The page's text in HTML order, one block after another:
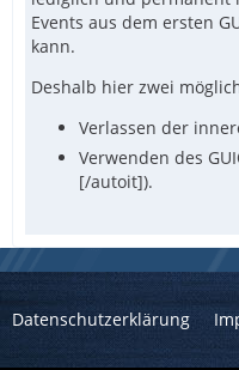
Events aus dem ersten
kann.
Deshalb hier zwei
Verlassen der
Verwenden des
[/autoit]).
Datenschutzerklärung